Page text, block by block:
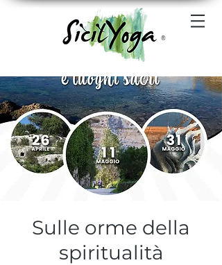
®
Sulle orme della
spiritualità